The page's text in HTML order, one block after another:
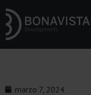
marzo 7, 2024